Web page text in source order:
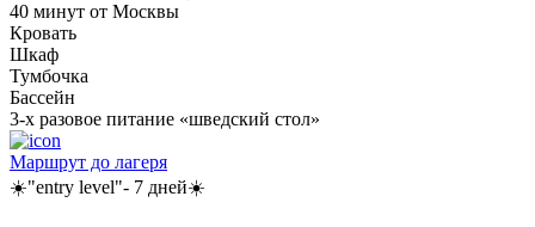
40 минут от Москвы
Кровать
Шкаф
Тумбочка
Бассейн
3-х разовое питание «шведский стол»
Маршрут до лагеря
☀️"entry level"- 7 дней☀️